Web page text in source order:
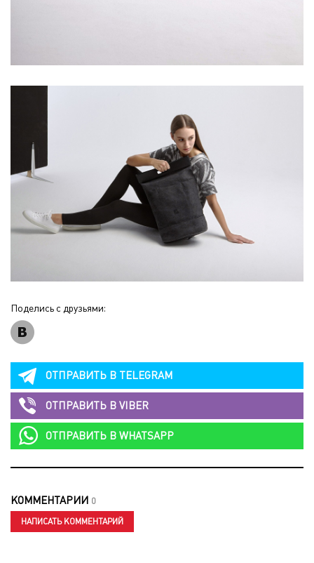
Поделись с друзьями:
ОТПРАВИТЬ В TELEGRAM
ОТПРАВИТЬ В VIBER
ОТПРАВИТЬ В WHATSAPP
КОММЕНТАРИИ 0
НАПИСАТЬ КОММЕНТАРИЙ